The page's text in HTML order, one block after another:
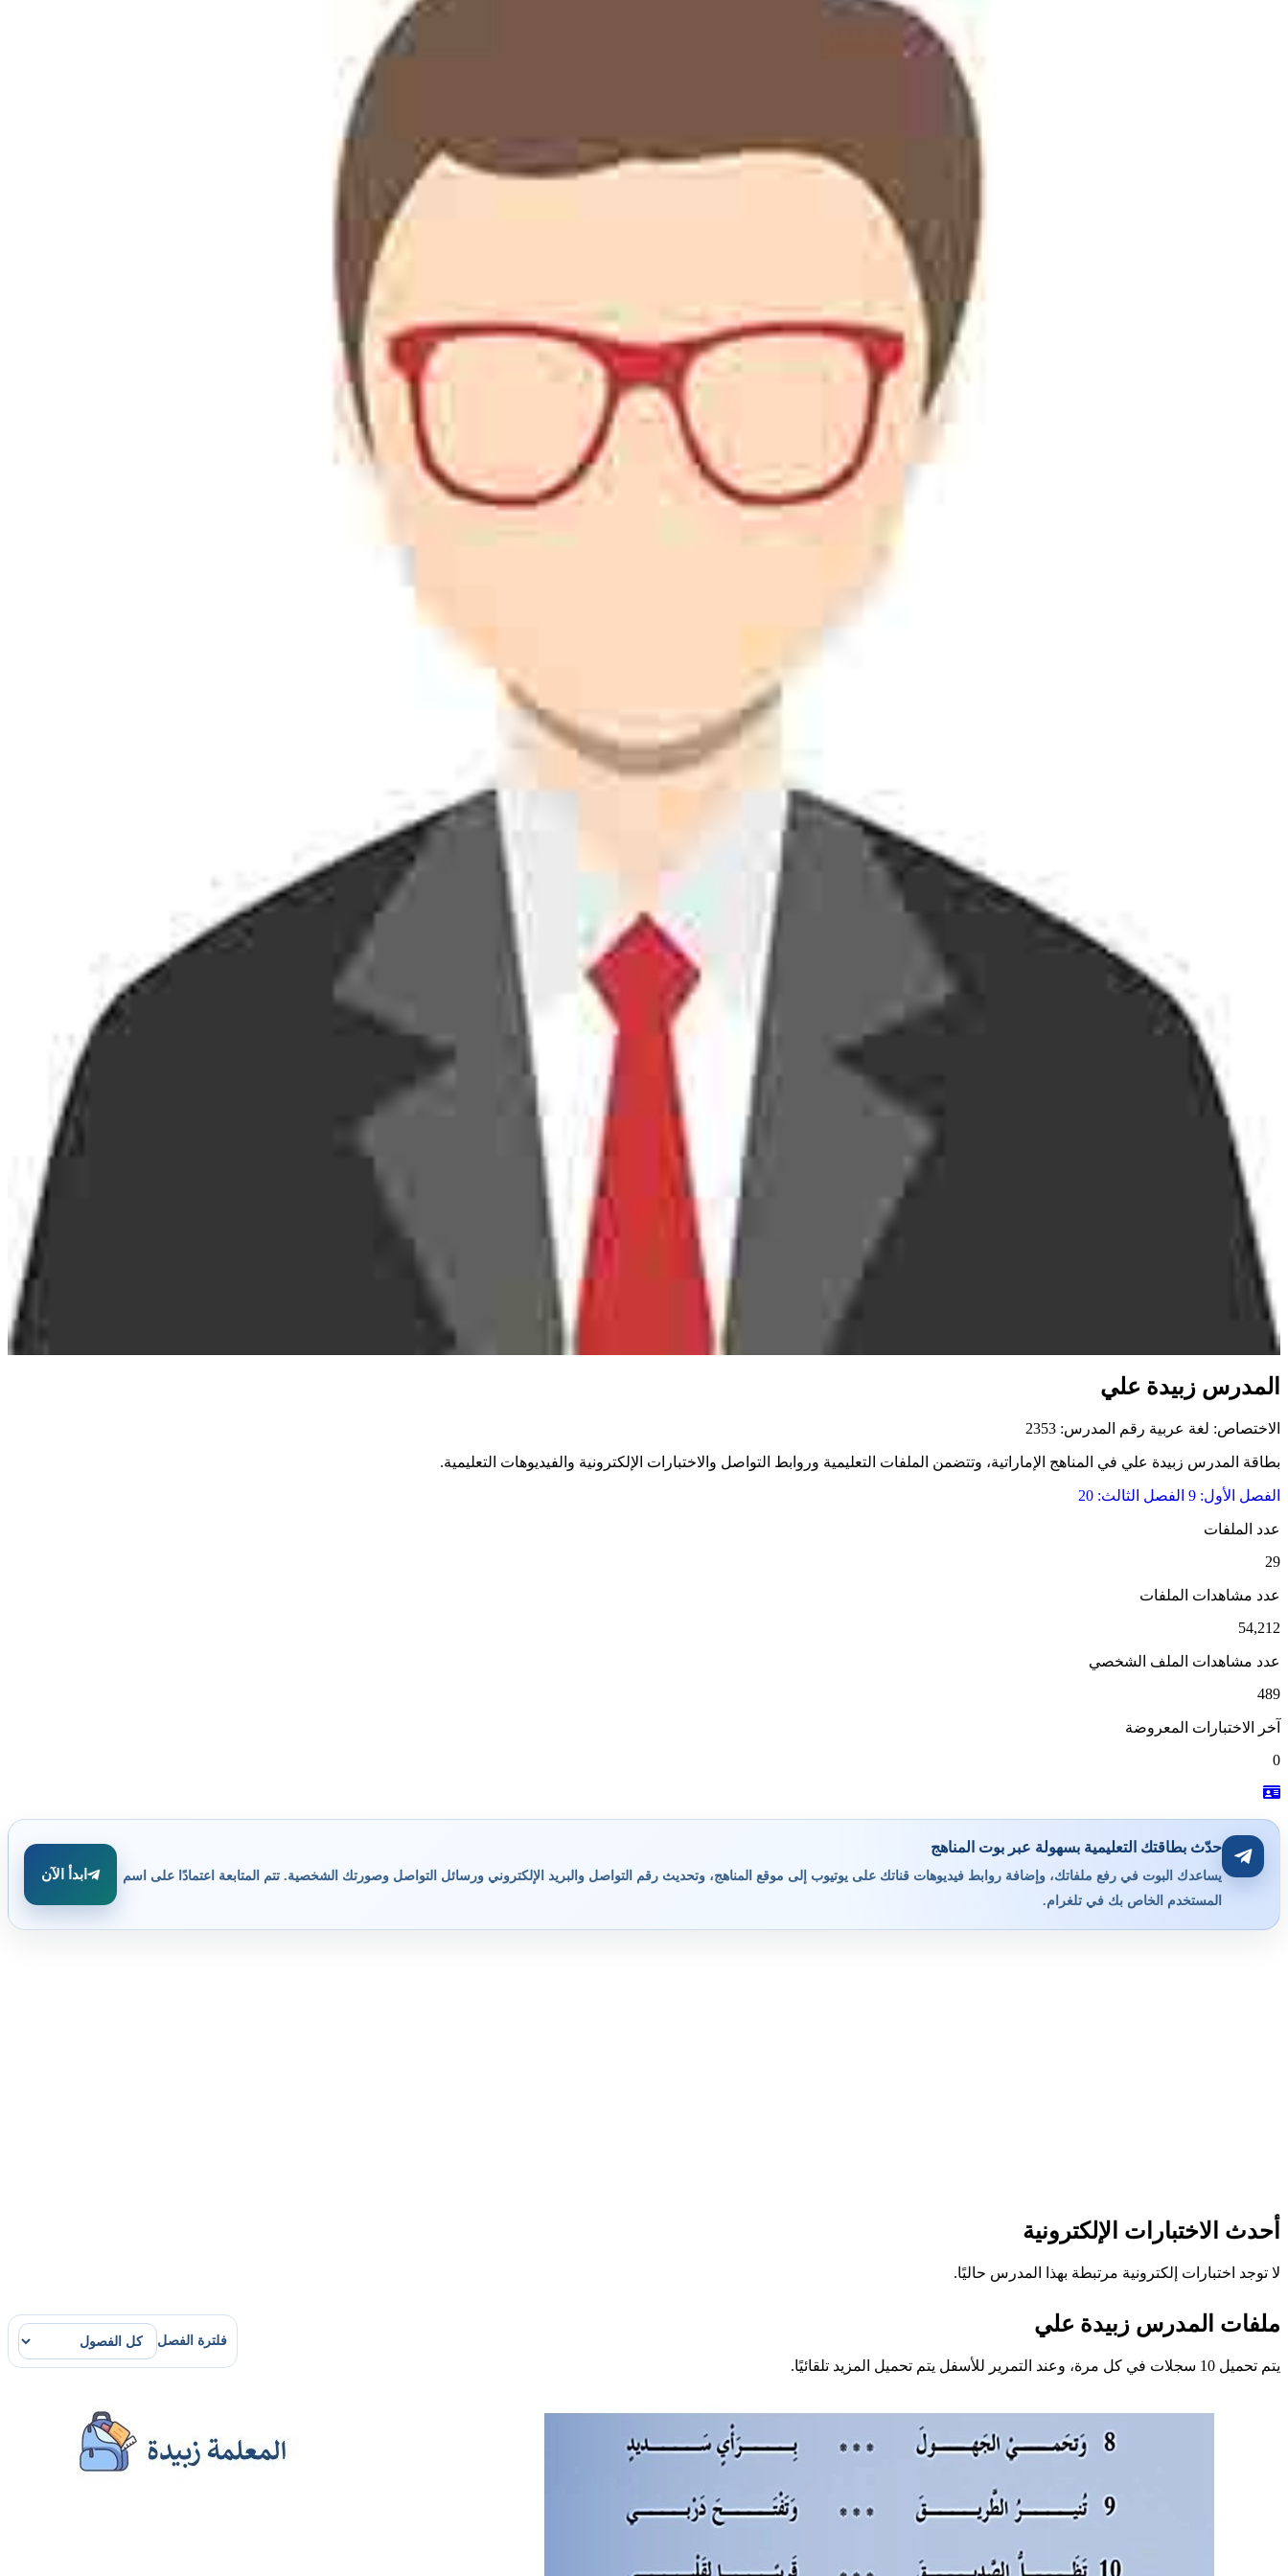
المدرس زبيدة علي
الاختصاص: لغة عربية رقم المدرس: 2353
بطاقة المدرس زبيدة علي في المناهج الإماراتية، وتتضمن الملفات التعليمية وروابط التواصل والاختبارات الإلكترونية والفيديوهات التعليمية.
الفصل الأول: 9 الفصل الثالث: 20
عدد الملفات
29
عدد مشاهدات الملفات
54,212
عدد مشاهدات الملف الشخصي
489
آخر الاختبارات المعروضة
0
حدّث بطاقتك التعليمية بسهولة عبر بوت المناهج
يساعدك البوت في رفع ملفاتك، وإضافة روابط فيديوهات قناتك على يوتيوب إلى موقع المناهج، وتحديث رقم التواصل والبريد الإلكتروني ورسائل التواصل وصورتك الشخصية. تتم المتابعة اعتمادًا على اسم
المستخدم الخاص بك في تلغرام.
ابدأ الآن
أحدث الاختبارات الإلكترونية
لا توجد اختبارات إلكترونية مرتبطة بهذا المدرس حاليًا.
ملفات المدرس زبيدة علي
يتم تحميل 10 سجلات في كل مرة، وعند التمرير للأسفل يتم تحميل المزيد تلقائيًا.
فلترة الفصل